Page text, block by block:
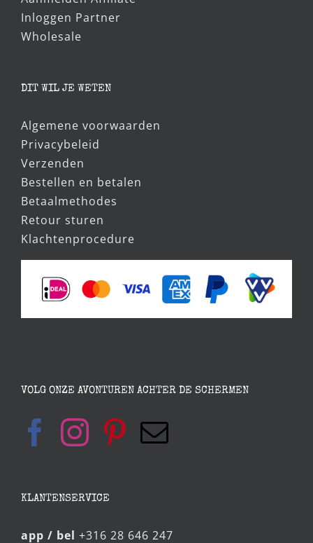
Inloggen Partner
Wholesale
DIT WIL JE WETEN
Algemene voorwaarden
Privacybeleid
Verzenden
Bestellen en betalen
Betaalmethodes
Retour sturen
Klachtenprocedure
VOLG ONZE AVONTUREN ACHTER DE SCHERMEN
KLANTENSERVICE
app / bel +316 28 646 247